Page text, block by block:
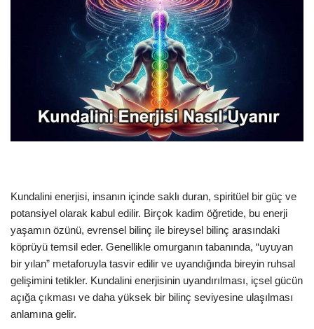
Kundalini enerjisi, insanın içinde saklı duran, spiritüel bir güç ve
potansiyel olarak kabul edilir. Birçok kadim öğretide, bu enerji
yaşamın özünü, evrensel bilinç ile bireysel bilinç arasındaki
köprüyü temsil eder. Genellikle omurganın tabanında, “uyuyan
bir yılan” metaforuyla tasvir edilir ve uyandığında bireyin ruhsal
gelişimini tetikler. Kundalini enerjisinin uyandırılması, içsel gücün
açığa çıkması ve daha yüksek bir bilinç seviyesine ulaşılması
anlamına gelir.